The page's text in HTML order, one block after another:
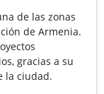
de las zonas
de Armenia.
gracias a su
la ciudad.